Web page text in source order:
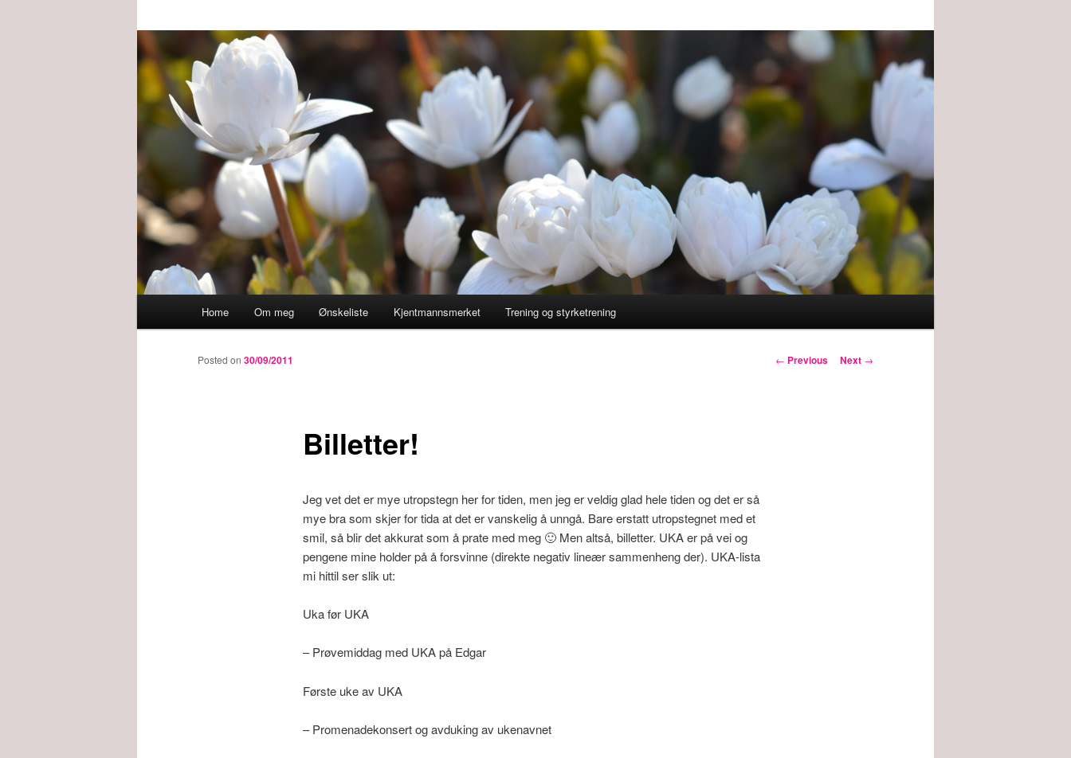
Home Om meg Ønskeliste Kjentmannsmerket Trening og styrketrening
Post
← Previous Next →
Billetter!
Posted on 30/09/2011
Jeg vet det er mye utropstegn her for tiden, men jeg er veldig glad hele tiden og det er så
mye bra som skjer for tida at det er vanskelig å unngå. Bare erstatt utropstegnet med et
smil, så blir det akkurat som å prate med meg 🙂 Men altså, billetter. UKA er på vei og
pengene mine holder på å forsvinne (direkte negativ lineær sammenheng der). UKA-lista
mi hittil ser slik ut:
Uka før UKA
– Prøvemiddag med UKA på Edgar
Første uke av UKA
– Promenadekonsert og avduking av ukenavnet